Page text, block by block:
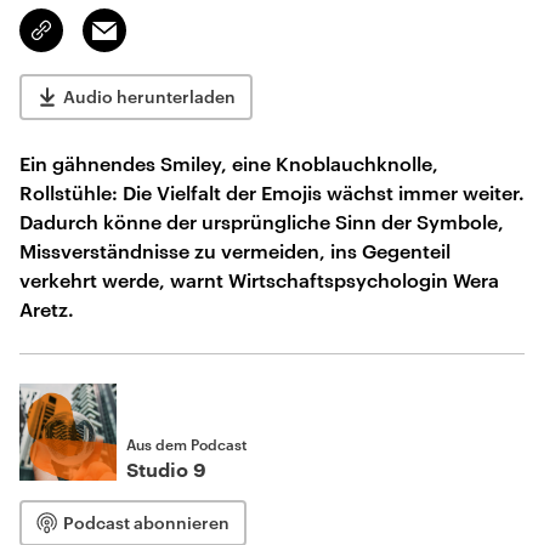
Link
kopieren/teilen
Email
Audio herunterladen
Ein gähnendes Smiley, eine Knoblauchknolle,
Rollstühle: Die Vielfalt der Emojis wächst immer weiter.
Dadurch könne der ursprüngliche Sinn der Symbole,
Missverständnisse zu vermeiden, ins Gegenteil
verkehrt werde, warnt Wirtschaftspsychologin Wera
Aretz.
Aus dem Podcast
Studio 9
Podcast abonnieren